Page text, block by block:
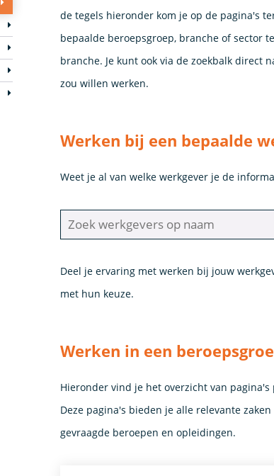
de tegels hieronder kom je op de pagina's
bepaalde beroepsgroep, branche of sector
branche. Je kunt ook via de zoekbalk direct
zou willen werken.
Werken bij een bepaalde
Weet je al van welke werkgever je de
Deel je ervaring met werken bij jouw
met hun keuze.
Werken in een
Hieronder vind je het overzicht van
Deze pagina's bieden je alle relevante
gevraagde beroepen en opleidingen.